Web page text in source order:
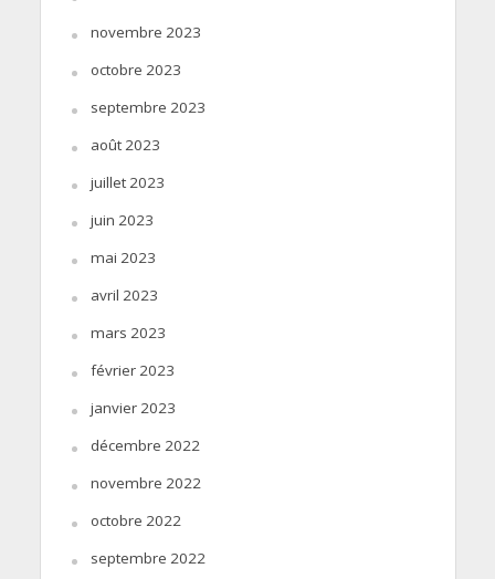
novembre 2023
octobre 2023
septembre 2023
août 2023
juillet 2023
juin 2023
mai 2023
avril 2023
mars 2023
février 2023
janvier 2023
décembre 2022
novembre 2022
octobre 2022
septembre 2022